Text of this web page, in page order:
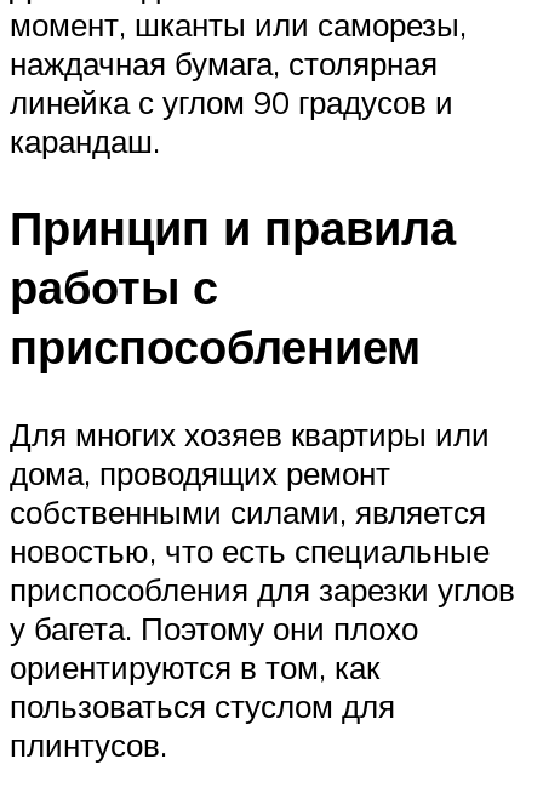
момент, шканты или саморезы,
наждачная бумага, столярная
линейка с углом 90 градусов и
карандаш.
Принцип и правила
работы с
приспособлением
Для многих хозяев квартиры или
дома, проводящих ремонт
собственными силами, является
новостью, что есть специальные
приспособления для зарезки углов
у багета. Поэтому они плохо
ориентируются в том, как
пользоваться стуслом для
плинтусов.